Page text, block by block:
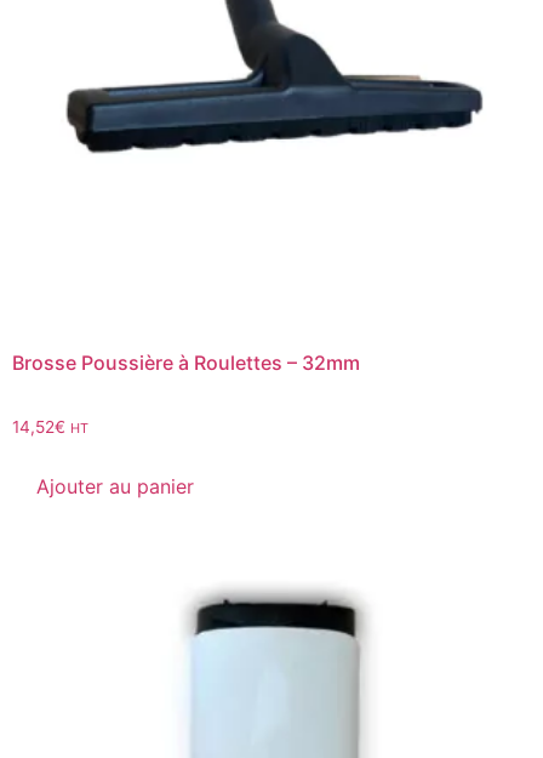
Brosse Poussière à Roulettes – 32mm
14,52€ HT
Ajouter au panier